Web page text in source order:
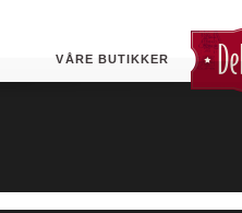
VÅRE BUTIKKER